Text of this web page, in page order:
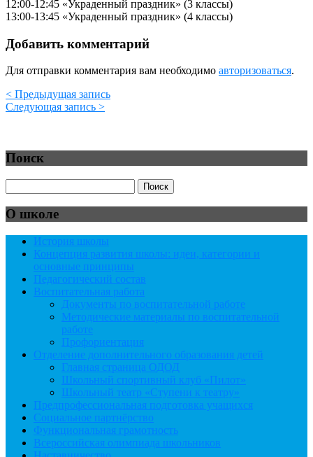
12:00-12:45 «Украденный праздник» (3 классы)
13:00-13:45 «Украденный праздник» (4 классы)
Добавить комментарий
Для отправки комментария вам необходимо авторизоваться.
< Предыдущая запись
Следующая запись >
Поиск
О школе
История школы
Концепция развития школы: идеи, категории и
основные принципы
Педагогический состав
Воспитательная работа
Документы по воспитательной работе
Методические материалы по воспитательной
работе
Профориентация
Отделение дополнительного образования детей
Главная страница ОДОД
Школьный спортивный клуб «Пилот»
Школьный театр «Ступени к театру»
Предпрофессиональная подготовка учащихся
Социальное партнёрство
Функциональная грамотность
Всероссийская олимпиада школьников